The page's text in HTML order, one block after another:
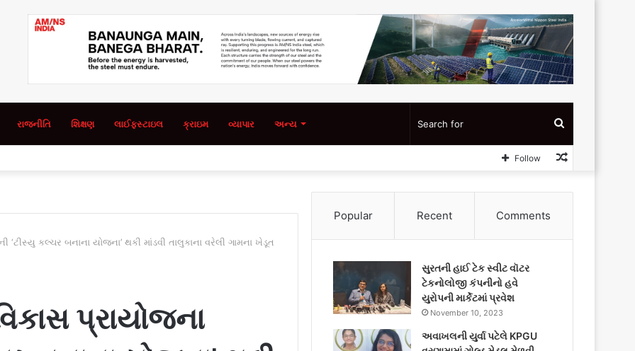
રાજનીતિ શિક્ષણ લાઈફસ્ટાઇલ ક્રાઇમ વ્યાપાર અન્ય
for
Follow
‘ટીસ્યુ કલ્ચર બનાના યોજના’ થકી માંડવી તાલુકાના વરેલી ગામના ખેડૂત
પ્રાયોજના
Popular Recent Comments
સુરતની હાઈ ટેક સ્વીટ વૉટર
ટેકનોલોજી કંપનીનો હવે
યુરોપની માર્કેટમાં પ્રવેશ
November 10, 2023
અવાખલની યુર્વા પટેલે KPGU